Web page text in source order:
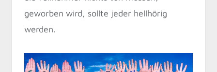
geworben wird, sollte jeder hellhörig
werden.